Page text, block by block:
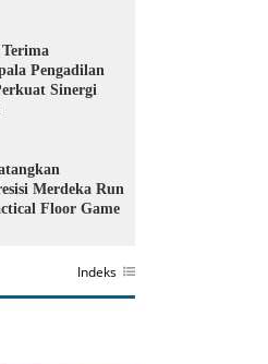
Pengadilan
Sinergi
Merdeka Run
Floor Game
Indeks